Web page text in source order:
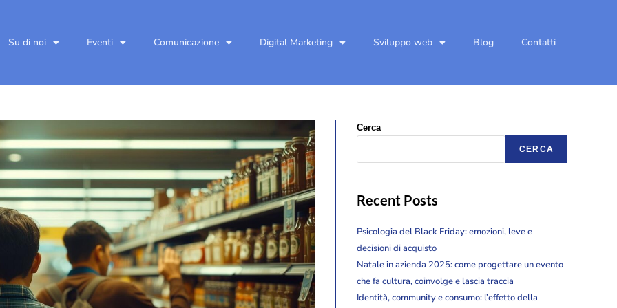
Su di noi Eventi Comunicazione Digital Marketing Sviluppo web Blog Contatti
Cerca
CERCA
Recent Posts
Psicologia del Black Friday: emozioni, leve e
decisioni di acquisto
Natale in azienda 2025: come progettare un evento
che fa cultura, coinvolge e lascia traccia
Identità, community e consumo: l’effetto della